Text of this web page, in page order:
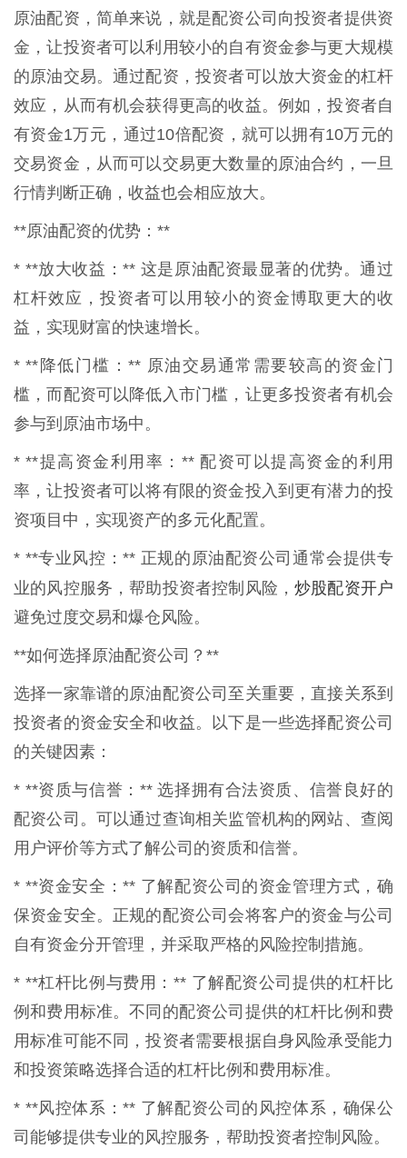
原油配资，简单来说，就是配资公司向投资者提供资
金，让投资者可以利用较小的自有资金参与更大规模
的原油交易。通过配资，投资者可以放大资金的杠杆
效应，从而有机会获得更高的收益。例如，投资者自
有资金1万元，通过10倍配资，就可以拥有10万元的
交易资金，从而可以交易更大数量的原油合约，一旦
行情判断正确，收益也会相应放大。
**原油配资的优势：**
* **放大收益：** 这是原油配资最显著的优势。通过
杠杆效应，投资者可以用较小的资金博取更大的收
益，实现财富的快速增长。
* **降低门槛：** 原油交易通常需要较高的资金门
槛，而配资可以降低入市门槛，让更多投资者有机会
参与到原油市场中。
* **提高资金利用率：** 配资可以提高资金的利用
率，让投资者可以将有限的资金投入到更有潜力的投
资项目中，实现资产的多元化配置。
* **专业风控：** 正规的原油配资公司通常会提供专
业的风控服务，帮助投资者控制风险，炒股配资开户
避免过度交易和爆仓风险。
**如何选择原油配资公司？**
选择一家靠谱的原油配资公司至关重要，直接关系到
投资者的资金安全和收益。以下是一些选择配资公司
的关键因素：
* **资质与信誉：** 选择拥有合法资质、信誉良好的
配资公司。可以通过查询相关监管机构的网站、查阅
用户评价等方式了解公司的资质和信誉。
* **资金安全：** 了解配资公司的资金管理方式，确
保资金安全。正规的配资公司会将客户的资金与公司
自有资金分开管理，并采取严格的风险控制措施。
* **杠杆比例与费用：** 了解配资公司提供的杠杆比
例和费用标准。不同的配资公司提供的杠杆比例和费
用标准可能不同，投资者需要根据自身风险承受能力
和投资策略选择合适的杠杆比例和费用标准。
* **风控体系：** 了解配资公司的风控体系，确保公
司能够提供专业的风控服务，帮助投资者控制风险。